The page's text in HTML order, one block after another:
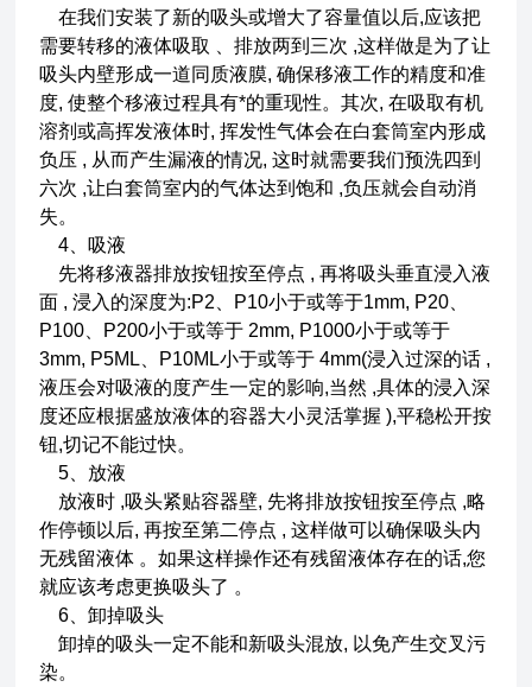
在我们安装了新的吸头或增大了容量值以后,应该把
需要转移的液体吸取 、排放两到三次 ,这样做是为了让
吸头内壁形成一道同质液膜, 确保移液工作的精度和准
度, 使整个移液过程具有*的重现性。其次, 在吸取有机
溶剂或高挥发液体时, 挥发性气体会在白套筒室内形成
负压 , 从而产生漏液的情况, 这时就需要我们预洗四到
六次 ,让白套筒室内的气体达到饱和 ,负压就会自动消
失。
4、吸液
先将移液器排放按钮按至停点 , 再将吸头垂直浸入液
面 , 浸入的深度为:P2、P10小于或等于1mm, P20、
P100、P200小于或等于 2mm, P1000小于或等于
3mm, P5ML、P10ML小于或等于 4mm(浸入过深的话 ,
液压会对吸液的度产生一定的影响,当然 ,具体的浸入深
度还应根据盛放液体的容器大小灵活掌握 ),平稳松开按
钮,切记不能过快。
5、放液
放液时 ,吸头紧贴容器壁, 先将排放按钮按至停点 ,略
作停顿以后, 再按至第二停点 , 这样做可以确保吸头内
无残留液体 。如果这样操作还有残留液体存在的话,您
就应该考虑更换吸头了 。
6、卸掉吸头
卸掉的吸头一定不能和新吸头混放, 以免产生交叉污
染。